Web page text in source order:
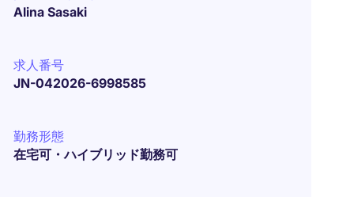
Alina Sasaki
求人番号
JN-042026-6998585
勤務形態
在宅可・ハイブリッド勤務可